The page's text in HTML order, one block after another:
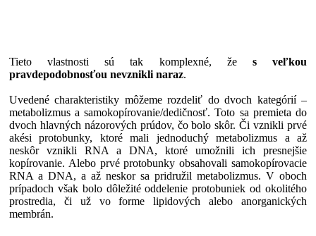
Tieto vlastnosti sú tak komplexné, že s veľkou
pravdepodobnosťou nevznikli naraz.
Uvedené charakteristiky môžeme rozdeliť do dvoch kategórií –
metabolizmus a samokopírovanie/dedičnosť. Toto sa premieta do
dvoch hlavných názorových prúdov, čo bolo skôr. Či vznikli prvé
akési protobunky, ktoré mali jednoduchý metabolizmus a až
neskôr vznikli RNA a DNA, ktoré umožnili ich presnejšie
kopírovanie. Alebo prvé protobunky obsahovali samokopírovacie
RNA a DNA, a až neskor sa pridružil metabolizmus. V oboch
prípadoch však bolo dôležité oddelenie protobuniek od okolitého
prostredia, či už vo forme lipidových alebo anorganických
membrán.